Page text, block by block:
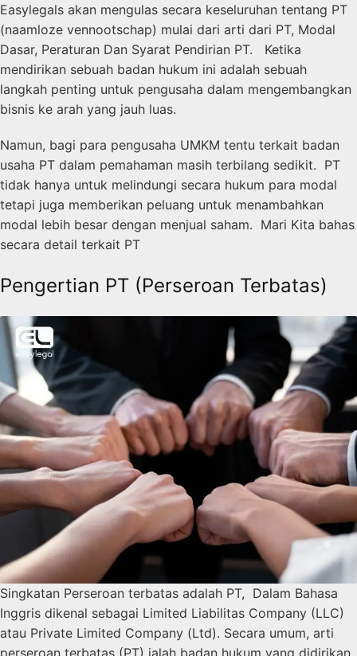
Easylegals akan mengulas secara keseluruhan tentang PT
(naamloze vennootschap) mulai dari arti dari PT, Modal
Dasar, Peraturan Dan Syarat Pendirian PT. Ketika
mendirikan sebuah badan hukum ini adalah sebuah
langkah penting untuk pengusaha dalam mengembangkan
bisnis ke arah yang jauh luas.
Namun, bagi para pengusaha UMKM tentu terkait badan
usaha PT dalam pemahaman masih terbilang sedikit. PT
tidak hanya untuk melindungi secara hukum para modal
tetapi juga memberikan peluang untuk menambahkan
modal lebih besar dengan menjual saham. Mari Kita bahas
secara detail terkait PT
Pengertian PT (Perseroan Terbatas)
Singkatan Perseroan terbatas adalah PT, Dalam Bahasa
Inggris dikenal sebagai Limited Liabilitas Company (LLC)
atau Private Limited Company (Ltd). Secara umum, arti